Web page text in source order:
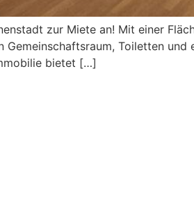
zur Miete an! Mit einer
Toiletten und
bietet […]